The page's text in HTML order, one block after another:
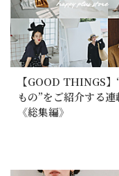
【GOOD THINGS】
もの”をご紹介する
《総集編》